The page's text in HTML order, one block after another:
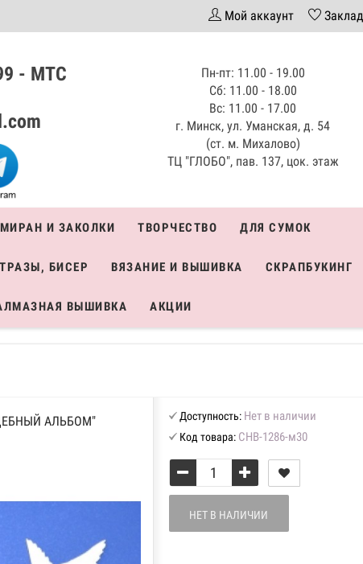
Мой аккаунт
- МТС
Пн-пт: 11.00 - 19.00
Сб: 11.00 - 18.00
Вс: 11.00 - 17.00
г. Минск, ул. Уманская, д. 54
(ст. м. Михалово)
ТЦ "ГЛОБО", пав. 137, цок. этаж
И ЗАКОЛКИ ТВОРЧЕСТВО ДЛЯ СУМОК
БИСЕР ВЯЗАНИЕ И ВЫШИВКА СКРАПБУКИНГ
ВЫШИВКА АКЦИИ
АЛЬБОМ" Доступность:Нет в наличии
Код товара: CHB-1286-м30
НЕТ В НАЛИЧИИ